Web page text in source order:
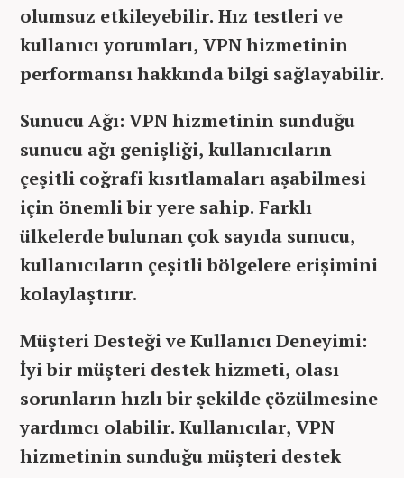
olumsuz etkileyebilir. Hız testleri ve
kullanıcı yorumları, VPN hizmetinin
performansı hakkında bilgi sağlayabilir.
Sunucu Ağı: VPN hizmetinin sunduğu
sunucu ağı genişliği, kullanıcıların
çeşitli coğrafi kısıtlamaları aşabilmesi
için önemli bir yere sahip. Farklı
ülkelerde bulunan çok sayıda sunucu,
kullanıcıların çeşitli bölgelere erişimini
kolaylaştırır.
Müşteri Desteği ve Kullanıcı Deneyimi:
İyi bir müşteri destek hizmeti, olası
sorunların hızlı bir şekilde çözülmesine
yardımcı olabilir. Kullanıcılar, VPN
hizmetinin sunduğu müşteri destek